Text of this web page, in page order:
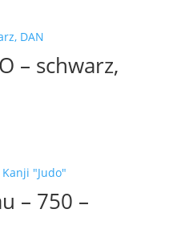
– schwarz,
– 750 –